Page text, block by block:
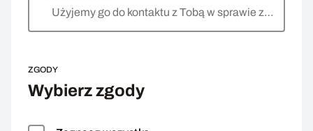
Użyjemy go do kontaktu z Tobą w sprawie zwrotu
ZGODY
Wybierz zgody